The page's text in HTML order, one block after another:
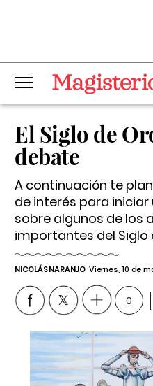
El Siglo de
debate
A continuación te
de interés para
sobre algunos de los
importantes del Siglo
NICOLÁS NARANJO Viernes, 10 de
0